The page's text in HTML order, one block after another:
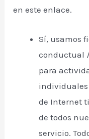
en este enlace.
Sí, usamos
conductual
para
individuales
de Internet
de todos
servicio.